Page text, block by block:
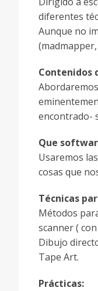
diferentes
Aunque no
Contenidos
encontrado-
Que
Usaremos
cosas que
Técnicas
Métodos
scanner (
Dibujo
Tape Art.
Prácticas: